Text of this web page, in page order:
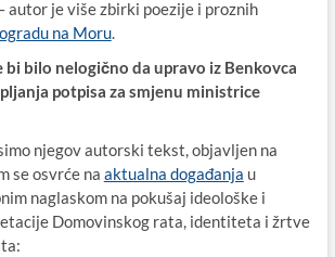
autor je više zbirki poezije i proznih
na Moru.
bi bilo nelogično da upravo iz Benkovca
potpisa za smjenu ministrice
njegov autorski tekst, objavljen na
se osvrće na aktualna događanja u
naglaskom na pokušaj ideološke i
Domovinskog rata, identiteta i žrtve